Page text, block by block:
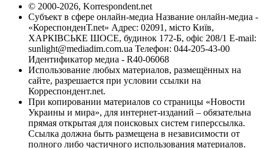
© 2000-2026, Korrespondent.net
Субъект в сфере онлайн-медиа Название онлайн-медиа -
«КореспонденТ.net» Адрес: 02091, місто Київ,
ХАРКІВСЬКЕ ШОСЕ, будинок 172-Б, офіс 208/1 E-mail:
sunlight@mediadim.com.ua Телефон: 044-205-43-00
Идентификатор медиа - R40-06068
Использование любых материалов, размещённых на
сайте, разрешается при условии ссылки на
Корреспондент.net.
При копировании материалов со страницы «Новости
Украины и мира», для интернет-изданий – обязательна
прямая открытая для поисковых систем гиперссылка.
Ссылка должна быть размещена в независимости от
полного либо частичного использования материалов.